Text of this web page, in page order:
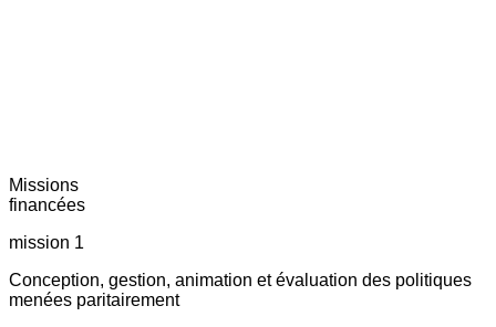
Missions
financées
mission 1
Conception, gestion, animation et évaluation des politiques
menées paritairement